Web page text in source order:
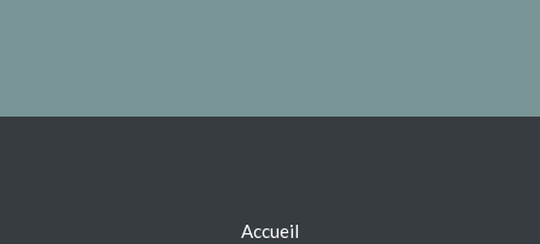
Accueil